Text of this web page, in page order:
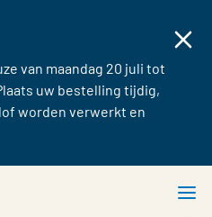
van maandag 20 juli tot
uw bestelling tijdig,
worden verwerkt en